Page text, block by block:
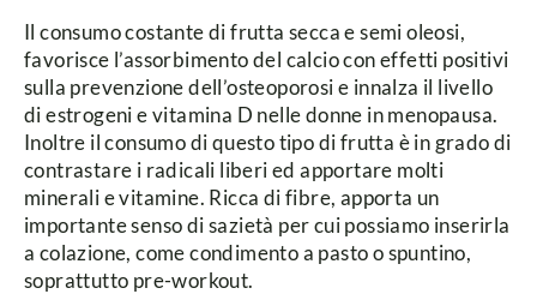
Il consumo costante di frutta secca e semi oleosi,
favorisce l’assorbimento del calcio con effetti positivi
sulla prevenzione dell’osteoporosi e innalza il livello
di estrogeni e vitamina D nelle donne in menopausa.
Inoltre il consumo di questo tipo di frutta è in grado di
contrastare i radicali liberi ed apportare molti
minerali e vitamine. Ricca di fibre, apporta un
importante senso di sazietà per cui possiamo inserirla
a colazione, come condimento a pasto o spuntino,
soprattutto pre-workout.